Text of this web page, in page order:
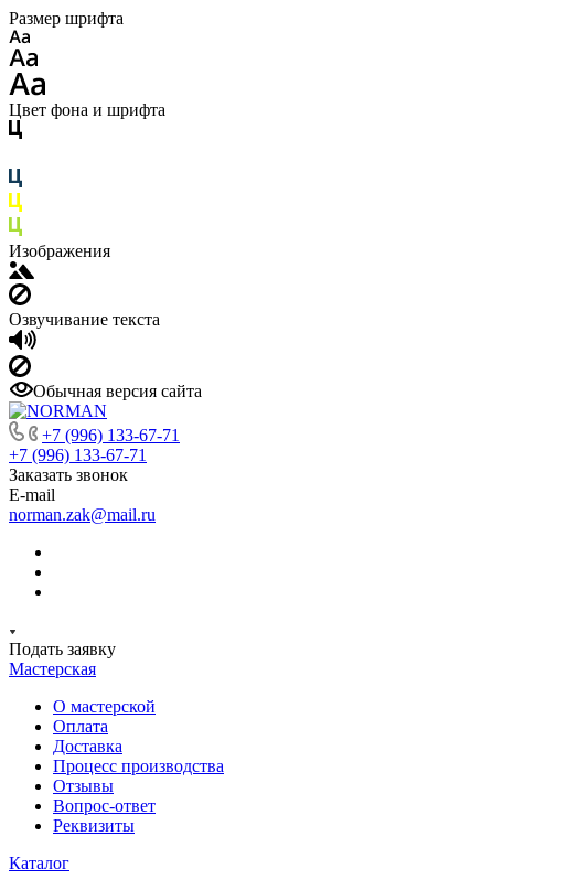
Размер шрифта
Цвет фона и шрифта
Изображения
Озвучивание текста
Обычная версия сайта
+7 (996) 133-67-71
+7 (996) 133-67-71
Заказать звонок
E-mail
norman.zak@mail.ru
Подать заявку
Мастерская
О мастерской
Оплата
Доставка
Процесс производства
Отзывы
Вопрос-ответ
Реквизиты
Каталог